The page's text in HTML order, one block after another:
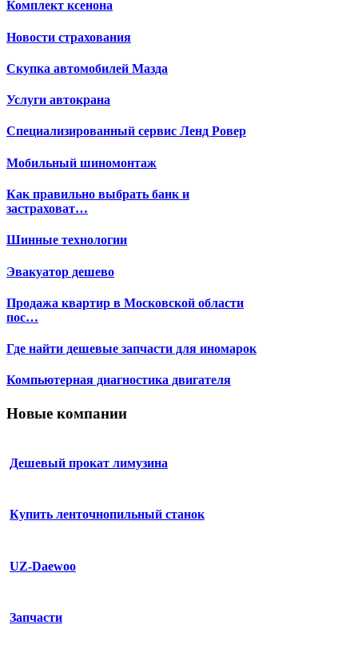
Комплект ксенона
Новости страхования
Скупка автомобилей Мазда
Услуги автокрана
Специализированный сервис Ленд Ровер
Мобильный шиномонтаж
Как правильно выбрать банк и
застраховат…
Шинные технологии
Эвакуатор дешево
Продажа квартир в Московской области
пос…
Где найти дешевые запчасти для иномарок
Компьютерная диагностика двигателя
Новые компании
Дешевый прокат лимузина
Купить ленточнопильный станок
UZ-Daewoo
Запчасти